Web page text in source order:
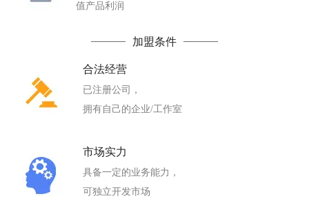
值产品利润
加盟条件
合法经营
已注册公司，
拥有自己的企业/工作室
市场实力
具备一定的业务能力，
可独立开发市场